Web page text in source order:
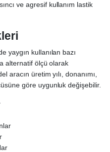
ve agresif kullanım lastik
yaygın kullanılan bazı
alternatif ölçü olarak
aracın üretim yılı, donanımı,
göre uygunluk değişebilir.